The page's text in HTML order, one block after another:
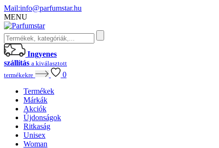
Mail:info@parfumstar.hu
MENU
Ingyenes
szállítás a kiválasztott
termékekre
0
Termékek
Márkák
Akciók
Újdonságok
Ritkaság
Unisex
Woman